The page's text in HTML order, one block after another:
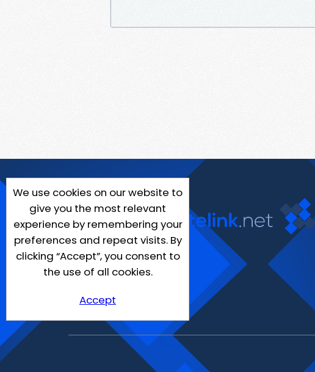
We use cookies on our website to
give you the most relevant
experience by remembering your
preferences and repeat visits. By
clicking “Accept”, you consent to
the use of all cookies.
Accept